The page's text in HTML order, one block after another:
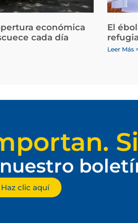
económica
cada día
El
Leer Más
Haz clic aquí